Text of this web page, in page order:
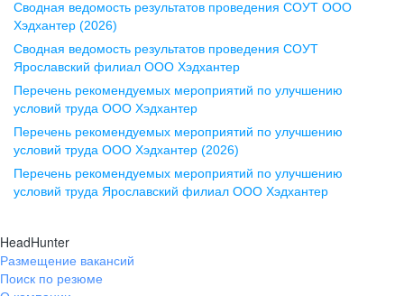
ул. Комиссаржевской, д. 10,
офис 1212
+7 473 280-05-05
pr@vrn.hh.ru
ул. Спартаковская, д. 2А, этаж 3,
помещение 15
+7 843 212-12-50
Екатеринбург
ул. Боевых Дружин, стр. 20,
Сводная ведомость результатов проведения СОУТ ООО
Хэдхантер (2026)
Сводная ведомость результатов проведения СОУТ
Ярославский филиал ООО Хэдхантер
Перечень рекомендуемых мероприятий по улучшению
условий труда ООО Хэдхантер
Перечень рекомендуемых мероприятий по улучшению
условий труда ООО Хэдхантер (2026)
Перечень рекомендуемых мероприятий по улучшению
условий труда Ярославский филиал ООО Хэдхантер
HeadHunter
Размещение вакансий
Поиск по резюме